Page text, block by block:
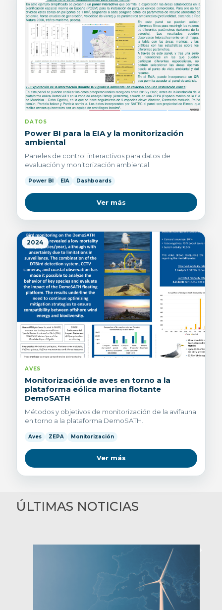
DATOS
Power BI para la EIA y la monitorización
ambiental
Paneles de control interactivos para datos de
evaluación y monitorización ambiental.
Power BI EIA Dashboards
Ver más
2024
AVES
Monitorización de aves en torno a la
plataforma eólica marina flotante
DemoSATH
Métodos y objetivos de monitorización de la avifauna
en torno a la plataforma DemoSATH.
Aves ZEPA Monitorización
Ver más
ÚLTIMAS NOTICIAS